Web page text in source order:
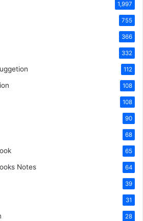
1,997
755
366
332
112
108
108
90
68
65
Notes 64
39
31
28